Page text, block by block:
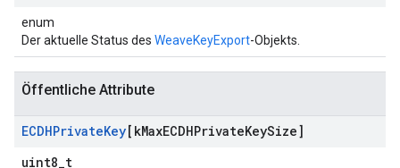
enum
Der aktuelle Status des WeaveKeyExport-Objekts.
Öffentliche Attribute
ECDHPrivateKey[kMaxECDHPrivateKeySize]
uint8_t